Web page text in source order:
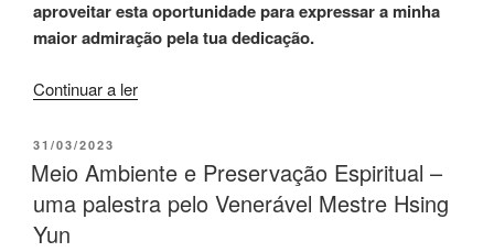
aproveitar esta oportunidade para expressar a minha
maior admiração pela tua dedicação.
Continuar a ler
31/03/2023
Meio Ambiente e Preservação Espiritual –
uma palestra pelo Venerável Mestre Hsing
Yun